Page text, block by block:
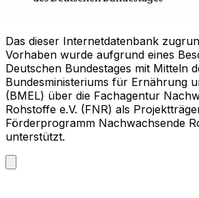
Das dieser Internetdatenbank
Vorhaben wurde aufgrund eines
Deutschen Bundestages mit Mitteln
Bundesministeriums für Ernährung
(BMEL) über die Fachagentur
Rohstoffe e.V. (FNR) als
Förderprogramm Nachwachsende
unterstützt.